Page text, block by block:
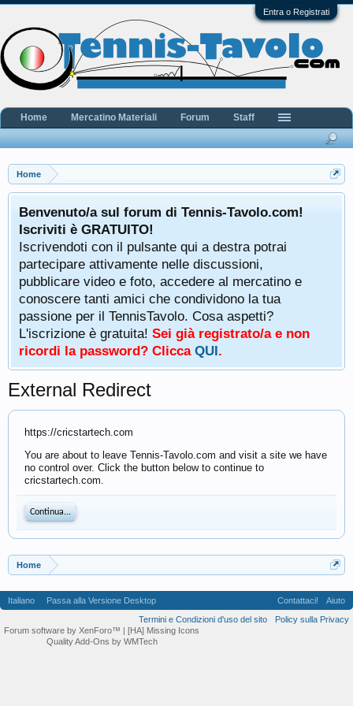
Entra o Registrati
Home
Benvenuto/a sul forum di Tennis-Tavolo.com!
Iscriviti è GRATUITO!
Iscrivendoti con il pulsante qui a destra potrai
partecipare attivamente nelle discussioni,
pubblicare video e foto, accedere al mercatino e
conoscere tanti amici che condividono la tua
passione per il TennisTavolo. Cosa aspetti?
L'iscrizione è gratuita! Sei già registrato/a e non
ricordi la password? Clicca QUI.
External Redirect
https://cricstartech.com
You are about to leave Tennis-Tavolo.com and visit a site we have
no control over. Click the button below to continue to
cricstartech.com.
Continua...
Home
Home Mercatino Materiali Forum Staff
Italiano Passa alla Versione Desktop Contattaci!
Aiuto
Termini e Condizioni d'uso del sito
Policy sulla Privacy
Forum software by XenForo™ | [HA] Missing Icons
Quality Add-Ons by WMTech